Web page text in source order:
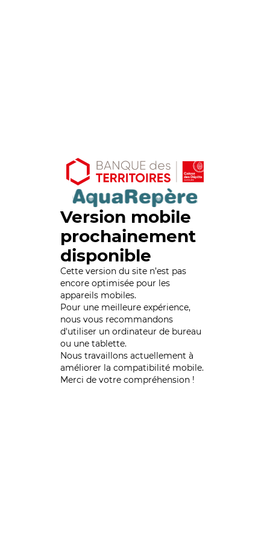
Version mobile
prochainement
disponible
Cette version du site n’est pas
encore optimisée pour les
appareils mobiles.
Pour une meilleure expérience,
nous vous recommandons
d'utiliser un ordinateur de bureau
ou une tablette.
Nous travaillons actuellement à
améliorer la compatibilité mobile.
Merci de votre compréhension !